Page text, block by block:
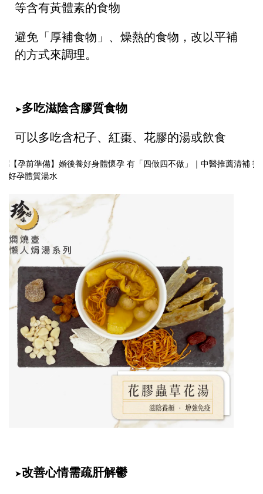
等含有黃體素的食物
避免「厚補食物」、燥熱的食物，改以平補
的方式來調理。
➤多吃滋陰含膠質食物
可以多吃含杞子、紅棗、花膠的湯或飲食
➤改善心情需疏肝解鬱